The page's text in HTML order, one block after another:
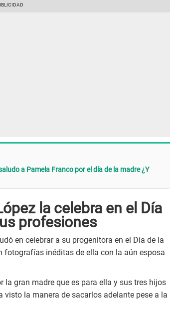
a Pamela Franco por el día de la madre ¿Y
la celebra en el Día
profesiones
en celebrar a su progenitora en el Día de la
inéditas de ella con la aún esposa
la gran madre que es para ella y sus tres hijos
visto la manera de sacarlos adelante pese a la